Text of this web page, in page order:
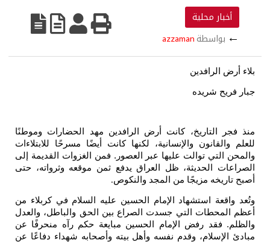
أخبار محلية
← بواسطة azzaman
بلاء أرض الرافدين
جبار فريح شريده
منذ فجر التاريخ، كانت أرض الرافدين مهد الحضارات وموطنًا
للعلم والقانون والإنسانية، لكنها كانت أيضًا مسرحًا للابتلاءات
والمحن التي توالت عليها عبر العصور. فمن الغزوات القديمة إلى
الصراعات الحديثة، ظل العراق يدفع ثمن موقعه وثرواته، حتى
أصبح تاريخه مزيجًا من المجد والنكوص.
وتُعد واقعة استشهاد الإمام الحسين عليه السلام في كربلاء من
أعظم المحطات التي جسدت الصراع بين الحق والباطل، والعدل
والظلم. فقد رفض الإمام الحسين مبايعة حكم رآه منحرفًا عن
مبادئ الإسلام، وقدم نفسه وأهل بيته وأصحابه شهداء دفاعًا عن